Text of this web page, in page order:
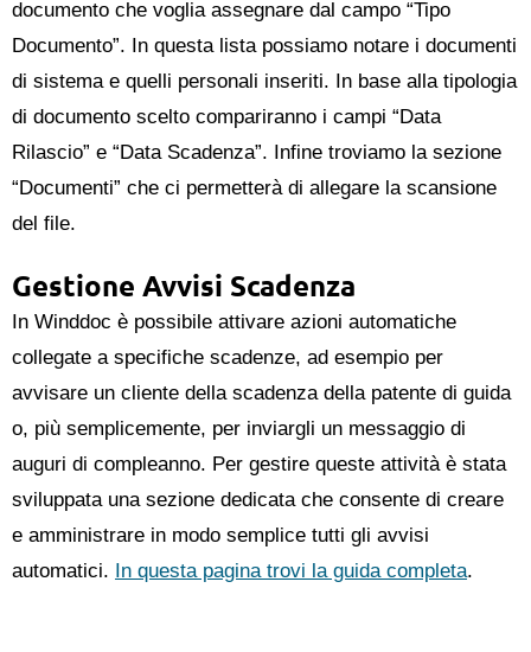
documento che voglia assegnare dal campo “Tipo
Documento”. In questa lista possiamo notare i documenti
di sistema e quelli personali inseriti. In base alla tipologia
di documento scelto compariranno i campi “Data
Rilascio” e “Data Scadenza”. Infine troviamo la sezione
“Documenti” che ci permetterà di allegare la scansione
del file.
Gestione Avvisi Scadenza
In Winddoc è possibile attivare azioni automatiche
collegate a specifiche scadenze, ad esempio per
avvisare un cliente della scadenza della patente di guida
o, più semplicemente, per inviargli un messaggio di
auguri di compleanno. Per gestire queste attività è stata
sviluppata una sezione dedicata che consente di creare
e amministrare in modo semplice tutti gli avvisi
automatici.
In questa pagina trovi la guida completa.